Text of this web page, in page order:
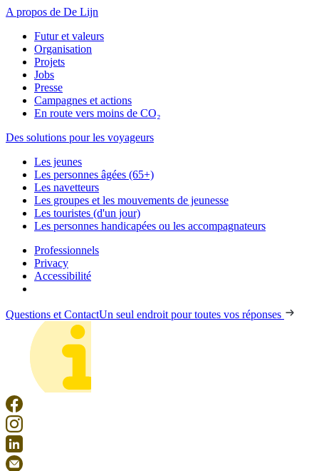
A propos de De Lijn
Futur et valeurs
Organisation
Projets
Jobs
Presse
Campagnes et actions
En route vers moins de CO₂
Des solutions pour les voyageurs
Les jeunes
Les personnes âgées (65+)
Les navetteurs
Les groupes et les mouvements de jeunesse
Les touristes (d'un jour)
Les personnes handicapées ou les accompagnateurs
Professionnels
Privacy
Accessibilité
Questions et ContactUn seul endroit pour toutes vos réponses